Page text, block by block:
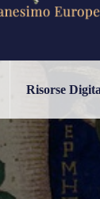
Risorse